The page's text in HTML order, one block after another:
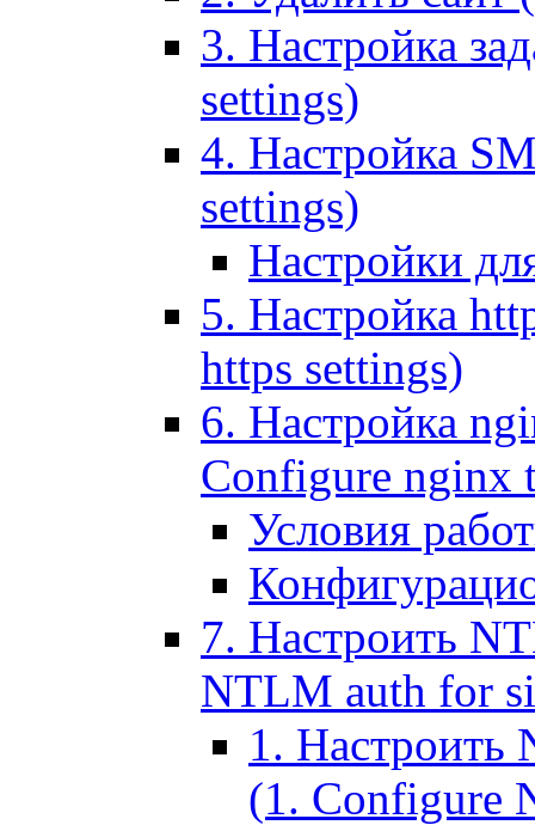
3. Настройка
settings)
4. Настройка
settings)
Настройки
5. Настройка
https settings)
6. Настройка
Configure nginx
Условия
7. Настроить
NTLM auth for
1. Настроить
(1. Configure